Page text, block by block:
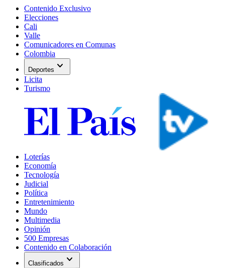
Contenido Exclusivo
Elecciones
Cali
Valle
Comunicadores en Comunas
Colombia
Deportes expand_more
Licita
Turismo
Loterías
Economía
Tecnología
Judicial
Política
Entretenimiento
Mundo
Multimedia
Opinión
500 Empresas
Contenido en Colaboración
Clasificados expand_more